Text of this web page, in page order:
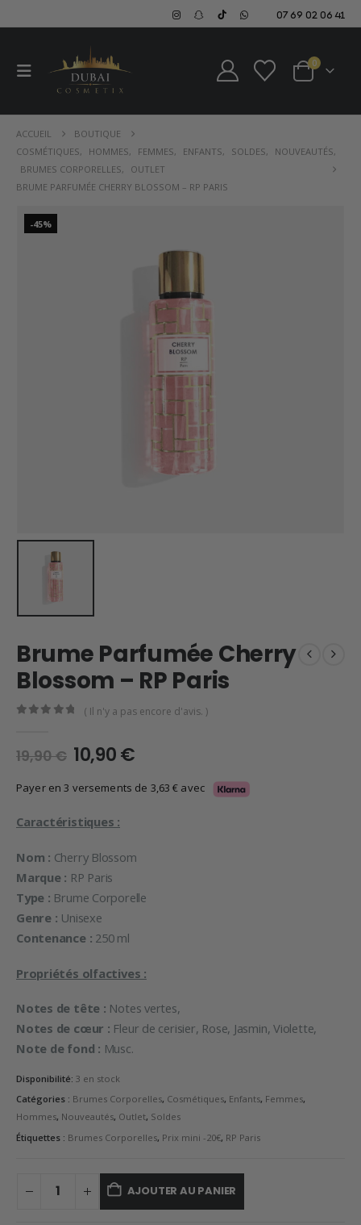
07 69 02 06 41
0
ACCUEIL
BOUTIQUE
COSMÉTIQUES, HOMMES, FEMMES, ENFANTS, SOLDES, NOUVEAUTÉS,
BRUMES CORPORELLES,
OUTLET
BRUME PARFUMÉE CHERRY BLOSSOM – RP PARIS
-45%
Brume Parfumée Cherry
Blossom – RP Paris
( Il n'y a pas encore d'avis. )
19,90€ Le
prix
initial
19,90 €.
10,90€Le
actuel
Payer en 3 versements de 3,63€ avec
Caractéristiques :
Nom : Cherry Blossom
Marque : RP Paris
Type : Brume Corporelle
Genre : Unisexe
Contenance : 250 ml
Propriétés olfactives :
Notes de tête : Notes vertes,
Notes de cœur : Fleur de cerisier, Rose, Jasmin, Violette,
Note de fond : Musc.
Disponibilité: 3 en stock
Catégories : Brumes Corporelles, Cosmétiques, Enfants, Femmes,
Hommes, Nouveautés, Outlet, Soldes
Étiquettes : Brumes Corporelles, Prix mini -20€, RP Paris
AJOUTER AU PANIER